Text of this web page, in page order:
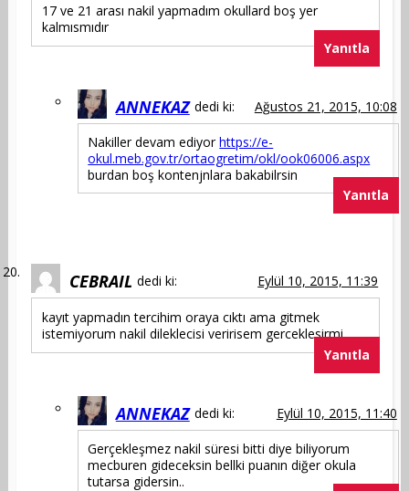
17 ve 21 arası nakil yapmadım okullard boş yer
kalmısmıdır
Yanıtla
ANNEKAZ dedi ki: Ağustos 21, 2015, 10:08
Nakiller devam ediyorhttps://e-
okul.meb.gov.tr/ortaogretim/okl/ook06006.aspx
burdan boş kontenjnlara bakabilrsin
Yanıtla
CEBRAIL dedi ki: Eylül 10, 2015, 11:39
kayıt yapmadın tercihim oraya cıktı ama gitmek
istemiyorum nakil dileklecisi veririsem gerceklesirmi
Yanıtla
ANNEKAZ dedi ki: Eylül 10, 2015, 11:40
Gerçekleşmez nakil süresi bitti diye biliyorum
mecburen gideceksin bellki puanın diğer okula
tutarsa gidersin..